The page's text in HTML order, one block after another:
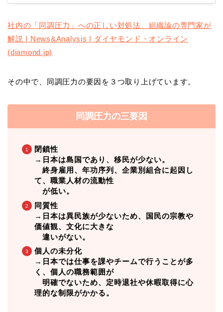
社内の「同調圧力」への正しい対処法、組織論の専門家が
解説 | News&Analysis | ダイヤモンド・オンライン
(diamond.jp)
その中で、同調圧力の要因を３つ取り上げています。
同調圧力の三要因
閉鎖性
→日本は島国であり、移民が少ない。
終身雇用、年功序列、企業別組合に起因し
て、職業人材の流動性
が低い。
同質性
→日本は異民族が少ないため、国民の宗教や
価値観、文化に大きな
違いがない。
個人の未分化
→日本では仕事を課やチームで行うことが多
く、個人の職務範囲が
明確でないため、定時退社や休暇取得に心
理的な制限がかかる。